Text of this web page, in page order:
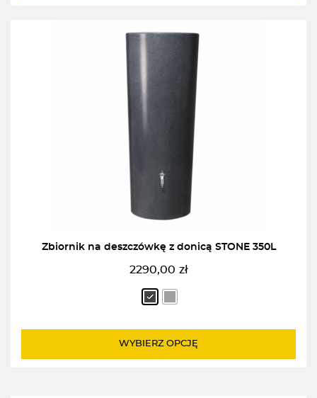
Zbiornik na deszczówkę z donicą STONE 350L
2290,00 zł
WYBIERZ OPCJĘ